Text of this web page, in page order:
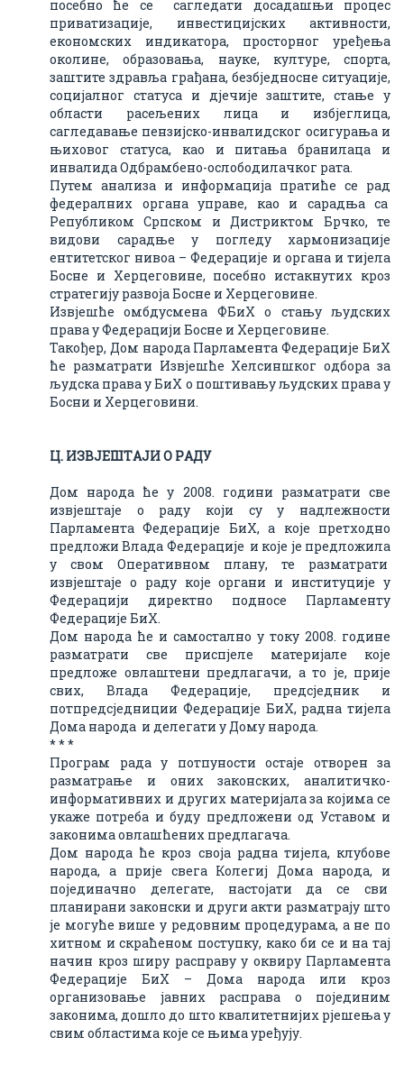
посебно ће се сагледати досадашњи процес
приватизације, инвестицијских активности,
економских индикатора, просторног уређења
околине, образовања, науке, културе, спорта,
заштите здравља грађана, безбједносне ситуације,
социјалног статуса и дјечије заштите, стање у
области расељених лица и избјеглица,
сагледавање пензијско-инвалидског осигурања и
њиховог статуса, као и питања бранилаца и
инвалида Одбрамбено-ослободилачког рата.
Путем анализа и информација пратиће се рад
федералних органа управе, као и сарадња са
Републиком Српском и Дистриктом Брчко, те
видови сарадње у погледу хармонизације
ентитетског нивоа – Федерације и органа и тијела
Босне и Херцеговине, посебно истакнутих кроз
стратегију развоја Босне и Херцеговине.
Извјешће омбдусмена ФБиХ о стању људских
права у Федерацији Босне и Херцеговине.
Такођер, Дом народа Парламента Федерације БиХ
ће разматрати Извјешће Хелсиншког одбора за
људска права у БиХ о поштивању људских права у
Босни и Херцеговини.
Ц. ИЗВЈЕШТAЈИ О РAДУ
Дом народа ће у 2008. години разматрати све
извјештаје о раду који су у надлежности
Парламента Федерације БиХ, а које претходно
предложи Влада Федерације и које је предложила
у свом Оперативном плану, те разматрати
извјештаје о раду које органи и институције у
Федерацији директно подносе Парламенту
Федерације БиХ.
Дом народа ће и самостално у току 2008. године
разматрати све приспјеле материјале које
предложе овлаштени предлагачи, а то је, прије
свих, Влада Федерације, предсједник и
потпредсједниции Федерације БиХ, радна тијела
Дома народа и делегати у Дому народа.
* * *
Програм рада у потпуности остаје отворен за
разматрање и оних законских, аналитичко-
информативних и других материјала за којима се
укаже потреба и буду предложени од Уставом и
законима овлашћених предлагача.
Дом народа ће кроз своја радна тијела, клубове
народа, а прије свега Колегиј Дома народа, и
појединачно делегате, настојати да се сви
планирани законски и други акти разматрају што
је могуће више у редовним процедурама, а не по
хитном и скраћеном поступку, како би се и на тај
начин кроз ширу расправу у оквиру Парламента
Федерације БиХ – Дома народа или кроз
организовање јавних расправа о појединим
законима, дошло до што квалитетнијих рјешења у
свим областима које се њима уређују.